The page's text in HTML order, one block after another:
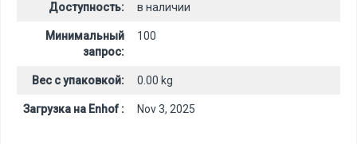
Доступность: в наличии
Минимальный
запрос:
100
Вес с упаковкой: 0.00 kg
Загрузка на Enhof : Nov 3, 2025